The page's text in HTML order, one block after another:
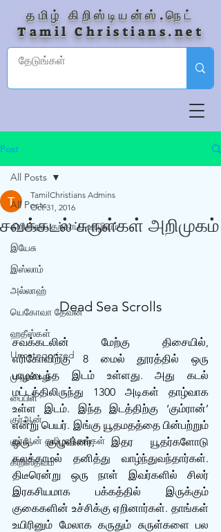
தமிழ் கிறிஸ்டியன்ஸ்.நெட்
Tamil Christians.net
Post
All Posts
கிறிஸ்தவ தற்காப்பு ஊழியம்
இயேசு
இஸ்லாம்
அல்லாஹ்
யெகோவா தேவன்
ஹதீஸ்கள்
Uncategorized
முஹம்மது
பைபிள்
குர்‍ஆன்
குர்‍ஆன் தமிழாக்கங்கள்
கிறிஸ்தவம்
All Posts
சவக்கடல் சுருள்கள் அறிமுகம்
TamilChristians Admins
Oct 31, 2016
Dead Sea Scrolls
சவக்கடலின் மேற்கு திசையில்,
எரிகோவிற்கு 8 மைல் தூரத்தில் ஒரு
பாழடைந்த இடம் உள்ளது. அது கடல்
மட்டத்திலிருந்து 1300 அடிகள் தாழ்வாக
உள்ள இடம். இந்த இடத்திற்கு ‘கும்ரான்’
என்று பெயர். இங்கு யூதமதத்தை பின்பற்றும்
ஒரு குழுவினர், இதர யூதர்களோடு
கலக்காமல் தனித்து வாழ்ந்துவந்தார்கள்.
திடீரென்று ஒரு நாள் இவர்களில் சிலர்
இரகசியமாக பக்கத்தில் இருக்கும்
குகைகளின் உச்சிக்கு ஏறினார்கள். தாங்கள்
உயிரினும் மேலாக கருதும் சுருள்களை பல